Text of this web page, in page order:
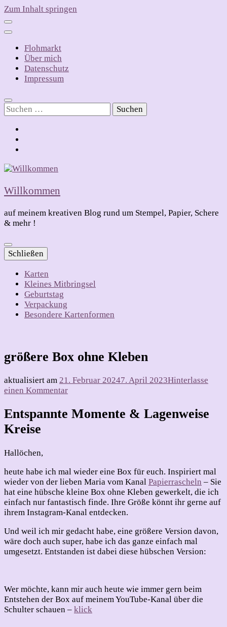
Zum Inhalt springen
Flohmarkt
Über mich
Datenschutz
Impressum
Suchen
nach:
Willkommen
auf meinem kreativen Blog rund um Stempel, Papier, Schere
& mehr !
Schließen
Karten
Kleines Mitbringsel
Geburtstag
Verpackung
Besondere Kartenformen
größere Box ohne Kleben
aktualisiert am 21. Februar 20247. April 2023Hinterlasse
einen Kommentarzu
Box
ohne
Entspannte Momente & Lagenweise
Kreise
Hallöchen,
heute habe ich mal wieder eine Box für euch. Inspiriert mal
wieder von der lieben Maria vom Kanal Papierrascheln – Sie
hat eine hübsche kleine Box ohne Kleben gewerkelt, die ich
einfach nur fantastisch finde. Ihre Größe könnt ihr gerne auf
ihrem Instagram-Kanal entdecken.
Und weil ich mir gedacht habe, eine größere Version davon,
wäre doch auch super, habe ich das ganze einfach mal
umgesetzt. Entstanden ist dabei diese hübschen Version:
Wer möchte, kann mir auch heute wie immer gern beim
Entstehen der Box auf meinem YouTube-Kanal über die
Schulter schauen – klick